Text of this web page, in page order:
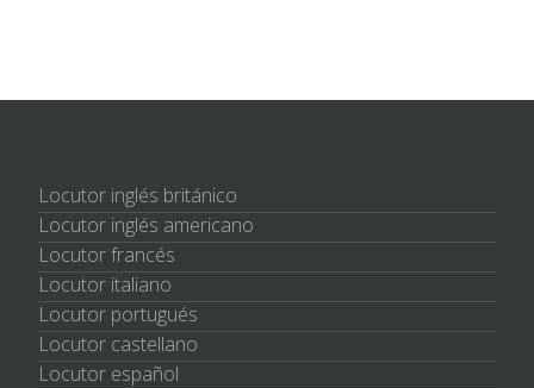
Locutor inglés británico
Locutor inglés americano
Locutor francés
Locutor italiano
Locutor portugués
Locutor castellano
Locutor español